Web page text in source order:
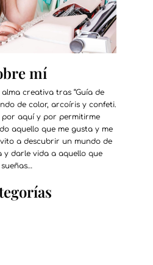
mí
alma creativa tras “Guía de
de color, arcoíris y confeti.
aquí y por permitirme
aquello que me gusta y me
a descubrir un mundo de
y darle vida a aquello que
sueñas…